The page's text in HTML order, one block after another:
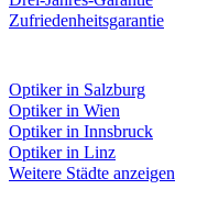
Zufriedenheitsgarantie
Optiker in Salzburg
Optiker in Wien
Optiker in Innsbruck
Optiker in Linz
Weitere Städte anzeigen